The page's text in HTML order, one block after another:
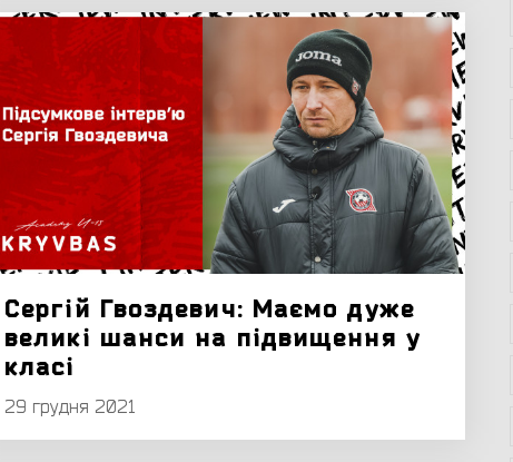
Сергій Гвоздевич: Маємо дуже
великі шанси на підвищення у
класі
29 грудня 2021